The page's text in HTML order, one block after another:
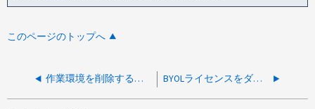
このページのトップへ
作業環境を削除するためのセキュリティの強化と認証 BYOLライセンスをダウンロードしようとすると、E999が表示されます